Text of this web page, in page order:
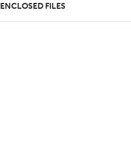
ENCLOSED FILES